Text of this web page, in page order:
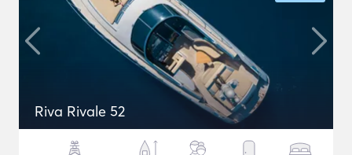
Riva Rivale 52